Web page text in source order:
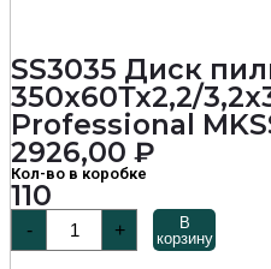
SS3035 Диск
350х60Тх2,2/
Professional
2926,00 ₽
Кол-во в коробке
110
-
товара
SS3035
+
В
корзину